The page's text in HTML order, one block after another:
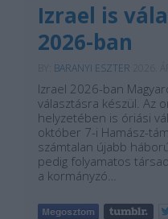
Izrael is
2026-ban
BARANYI ESZTER
Izrael 2026-ban
választásra készül. Az
helyzetében is óriási
október 7-i Hamász-
számtalan újabb
pedig folyamatos
a kormányzó…